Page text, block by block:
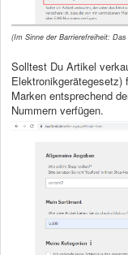
(Im Sinne der Barrierefreiheit:
Solltest Du Artikel
Marken entsprechend
Nummern verfügen.